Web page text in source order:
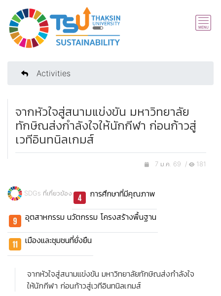
Activities
จากหัวใจสู่สนามแข่งขัน มหาวิทยาลัย
ทักษิณส่งกำลังใจให้นักกีฬา ก่อนก้าวสู่
เวทีอินทนิลเกมส์
7 ม.ค. 69 / 181
SDGs ที่เกี่ยวข้อง การศึกษาที่มีคุณภาพ
อุตสาหกรรม นวัตกรรม โครงสร้างพื้นฐาน
เมืองและชุมชนที่ยั่งยืน
จากหัวใจสู่สนามแข่งขัน มหาวิทยาลัยทักษิณส่งกำลังใจ
ให้นักกีฬา ก่อนก้าวสู่เวทีอินทนิลเกมส์